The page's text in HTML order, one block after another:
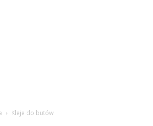
Kleje do butów